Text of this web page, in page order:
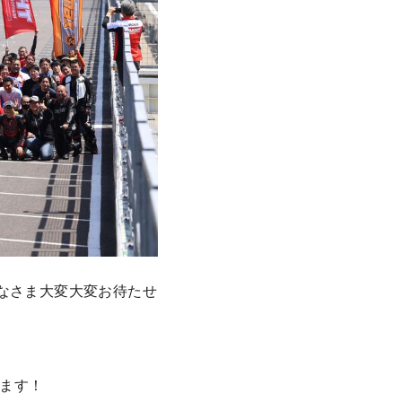
さま大変大変お待たせ
す！